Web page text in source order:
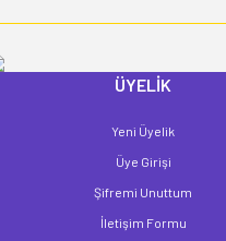
ÜYELİK
Yeni Üyelik
Üye Girişi
Şifremi Unuttum
İletişim Formu